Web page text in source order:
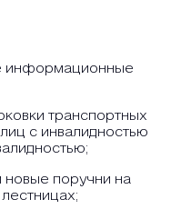
информационные
транспортных
с инвалидностью
новые поручни на